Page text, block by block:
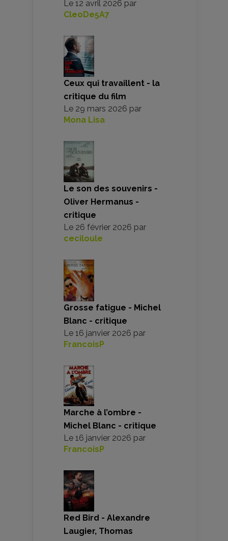
Le 12 avril 2026 par
CleoDe5A7
Ceux qui travaillent - la
critique du film
Le 29 mars 2026 par
Mona Lisa
Le son des souvenirs -
Oliver Hermanus -
critique
Le 26 février 2026 par
ceciloule
Grosse fatigue - Michel
Blanc - critique
Le 16 janvier 2026 par
FrancoisP
Marche à l’ombre -
Michel Blanc - critique
Le 16 janvier 2026 par
FrancoisP
Red Bird - Alexandre
Laugier, Thomas